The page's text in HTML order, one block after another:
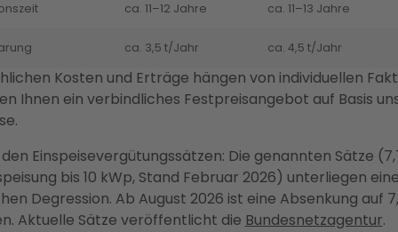
ca. 11–12 Jahre ca. 11–13 Jahre
ca. 3,5 t/Jahr ca. 4,5 t/Jahr
Kosten und Erträge hängen von individuellen
Ihnen ein verbindliches Festpreisangebot auf Basis
den Einspeisevergütungssätzen: Die genannten Sätze
bis 10 kWp, Stand Februar 2026) unterliegen
Degression. Ab August 2026 ist eine Absenkung auf
Aktuelle Sätze veröffentlicht die Bundesnetzagentur.